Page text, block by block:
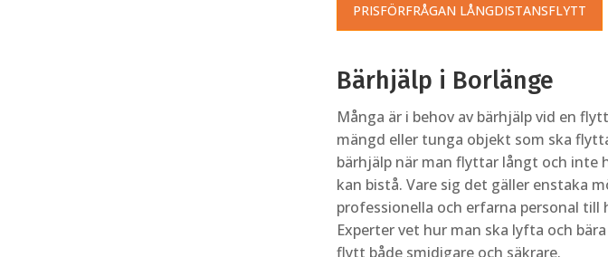
PRISFÖRFRÅGAN LÅNGDISTANSFLYTT
Bärhjälp i Borlänge
Många är i behov av bärhjälp vid en
mängd eller tunga objekt som ska
bärhjälp när man flyttar långt och inte
kan bistå. Vare sig det gäller enstaka
professionella och erfarna personal
Experter vet hur man ska lyfta och
flytt både smidigare och säkrare.